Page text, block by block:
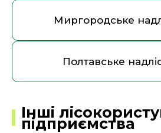
Миргородське
Полтавське
Інші
підприємства